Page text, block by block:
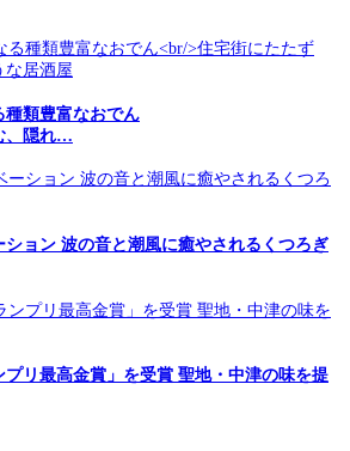
種類豊富なおでん
、隠れ…
ション 波の音と潮風に癒やされるくつろぎ
プリ最高金賞」を受賞 聖地・中津の味を提